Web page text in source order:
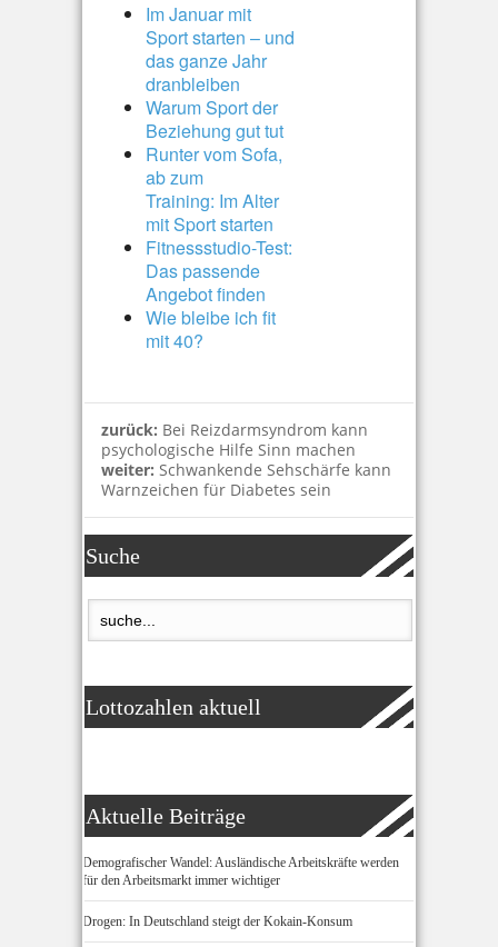
Im Januar mit
Sport starten – und
das ganze Jahr
dranbleiben
Warum Sport der
Beziehung gut tut
Runter vom Sofa,
ab zum
Training: Im Alter
mit Sport starten
Fitnessstudio-Test:
Das passende
Angebot finden
Wie bleibe ich fit
mit 40?
zurück: Bei Reizdarmsyndrom kann
psychologische Hilfe Sinn machen
weiter: Schwankende Sehschärfe kann
Warnzeichen für Diabetes sein
Suche
Lottozahlen aktuell
Aktuelle Beiträge
Demografischer Wandel: Ausländische Arbeitskräfte werden
für den Arbeitsmarkt immer wichtiger
Drogen: In Deutschland steigt der Kokain-Konsum